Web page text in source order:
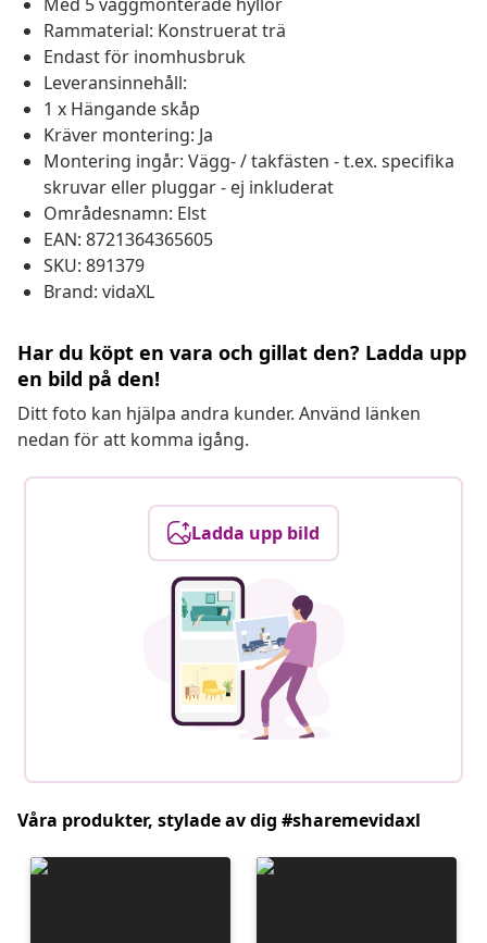
Rammaterial: Konstruerat trä
Endast för inomhusbruk
Leveransinnehåll:
1 x Hängande skåp
Kräver montering: Ja
Montering ingår: Vägg- / takfästen - t.ex. specifika
skruvar eller pluggar - ej inkluderat
Områdesnamn: Elst
EAN: 8721364365605
SKU: 891379
Brand: vidaXL
Har du köpt en vara och gillat den? Ladda upp
en bild på den!
Ditt foto kan hjälpa andra kunder. Använd länken
nedan för att komma igång.
Ladda upp bild
Våra produkter, stylade av dig #sharemevidaxl